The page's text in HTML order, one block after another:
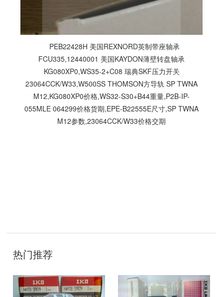
PEB22428H 美国REXNORD英制带座轴承
FCU335,12440001 美国KAYDON薄壁转盘轴承
KG080XP0,WS35-2+C08 瑞典SKF压力开关
23064CCK/W33,W500SS THOMSON方导轨 SP TWNA
M12,KG080XP0价格,WS32-S30+B44重量,P2B-IP-
055MLE 064299价格货期,EPE-B22555E尺寸,SP TWNA
M12参数,23064CCK/W33价格交期
司
热门推荐